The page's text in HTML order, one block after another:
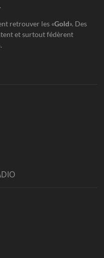
retrouver les «Gold». Des
et surtout fédèrent